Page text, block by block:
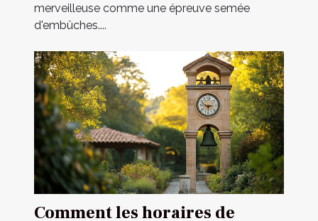
merveilleuse comme une épreuve semée
d'embûches....
Comment les horaires de